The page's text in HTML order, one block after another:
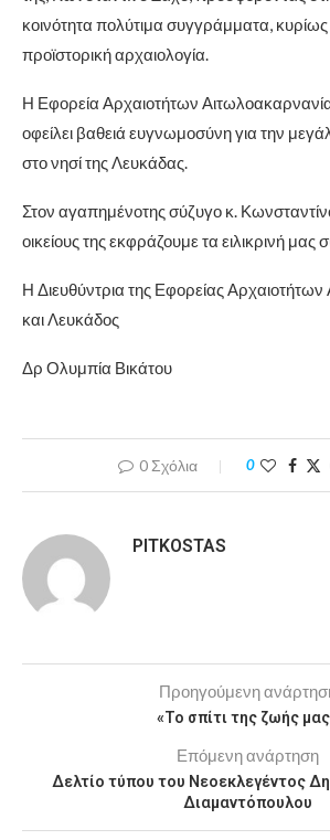
κοινότητα πολύτιμα συγγράμματα, κυρίως
προϊστορική αρχαιολογία.
Η Εφορεία Αρχαιοτήτων
οφείλει βαθειά ευγνωμοσύνη για την
στο νησί της Λευκάδας.
Στον αγαπημένοτης σύζυγο κ.
οικείους της εκφράζουμε τα ειλικρινή μας
Η Διευθύντρια της Εφορείας
και Λευκάδος
Δρ Ολυμπία Βικάτου
0 Σχόλια 0
PITKOSTAS
Προηγούμενη
«Το σπίτι της ζωής
Επόμενη ανάρτηση
Δελτίο τύπου του Νεοεκλεγέντος
Διαμαντόπουλου